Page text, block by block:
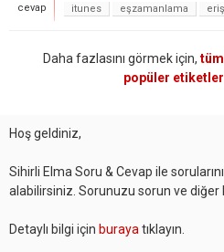
cevap
itunes
eşzamanlama
Daha fazlasını görmek için,
popüler
Hoş geldiniz,
Sihirli Elma Soru & Cevap ile
alabilirsiniz. Sorunuzu sorun ve diğer
Detaylı bilgi için buraya tıklayın.